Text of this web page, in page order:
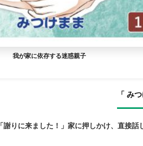
我が家に依存する迷惑親子
「 み
「謝りに来ました！」家に押しかけ、直接